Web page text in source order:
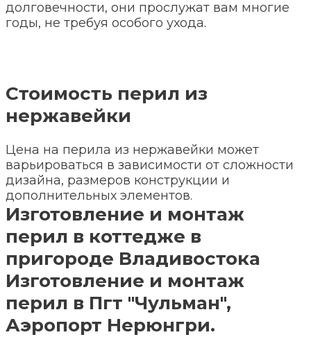
долговечности, они прослужат вам многие
годы, не требуя особого ухода.
Стоимость перил из
нержавейки
Цена на перила из нержавейки может
варьироваться в зависимости от сложности
дизайна, размеров конструкции и
дополнительных элементов.
Изготовление и монтаж
перил в коттедже в
пригороде Владивостока
Изготовление и монтаж
перил в Пгт "Чульман",
Аэропорт Нерюнгри.